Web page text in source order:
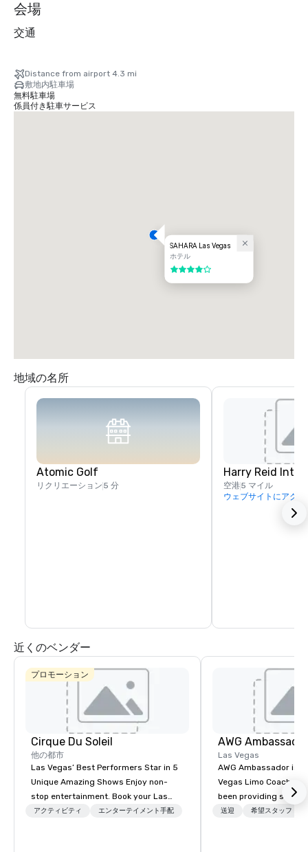
会場
交通
Distance from airport 4.3 mi
敷地内駐車場
無料駐車場
係員付き駐車サービス
SAHARA Las Vegas
ホテル
5 中の 4
地域の名所
Atomic Golf
リクリエーション 5 分
Harry Reid
空港5 マイル
ウェブサイトにアクセ
近くのベンダー
プロモーション
Cirque Du Soleil
他の都市
Las Vegas’ Best Performers Star in 5
Unique Amazing Shows Enjoy non-
stop entertainment. Book your Las
Vegas show tickets.
アクティビティ エンターテイメント手配
AWG Ambassador
Las Vegas
AWG Ambassador is
Vegas Limo Coach
been providing
and leisure travelers
送迎 希望スタッフ